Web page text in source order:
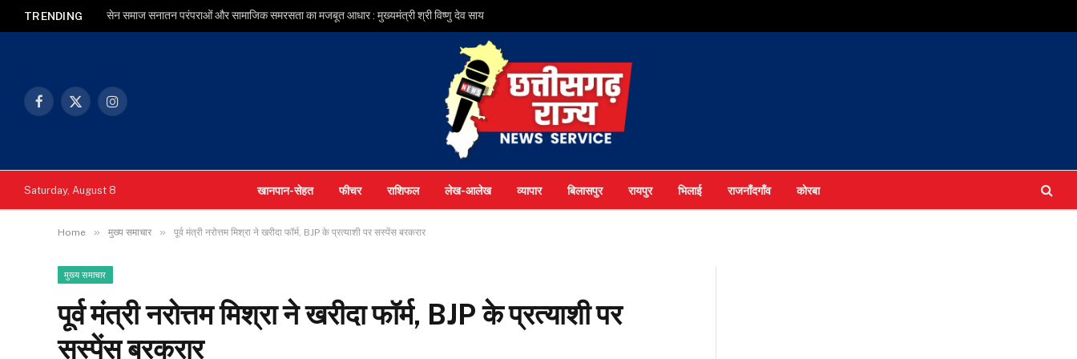
TRENDING सेन समाज सनातन परंपराओं और सामाजिक समरसता का मजबूत आधार : मुख्यमंत्री श्री विष्णु देव साय
Facebook
X
Instagram
Saturday, August 8 खानपान-सेहत फीचर राशिफल लेख-आलेख व्यापार बिलासपुर रायपुर भिलाई राजनाँदगाँव कोरबा
Home » मुख्य समाचार » पूर्व मंत्री नरोत्तम मिश्रा ने खरीदा फॉर्म, BJP के प्रत्याशी पर सस्पेंस बरकरार
मुख्य समाचार
पूर्व मंत्री नरोत्तम मिश्रा ने खरीदा फॉर्म, BJP के प्रत्याशी पर
सस्पेंस बरकरार